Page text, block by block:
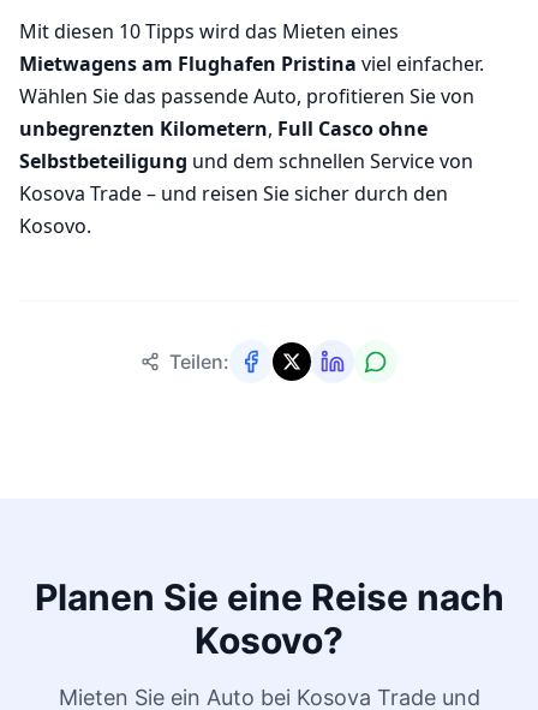
Mit diesen 10 Tipps wird das Mieten eines
Mietwagens am Flughafen Pristina viel einfacher.
Wählen Sie das passende Auto, profitieren Sie von
unbegrenzten Kilometern, Full Casco ohne
Selbstbeteiligung und dem schnellen Service von
Kosova Trade – und reisen Sie sicher durch den
Kosovo.
Teilen:
Planen Sie eine Reise nach
Kosovo?
Mieten Sie ein Auto bei Kosova Trade und